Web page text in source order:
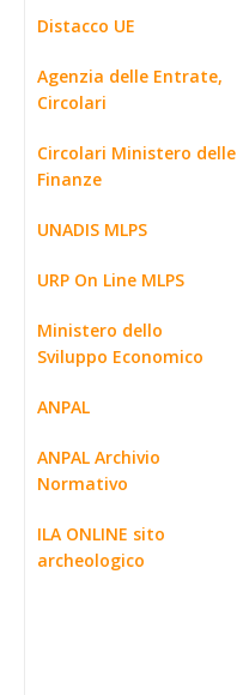
Distacco UE
Agenzia delle Entrate,
Circolari
Circolari Ministero delle
Finanze
UNADIS MLPS
URP On Line MLPS
Ministero dello
Sviluppo Economico
ANPAL
ANPAL Archivio
Normativo
ILA ONLINE sito
archeologico